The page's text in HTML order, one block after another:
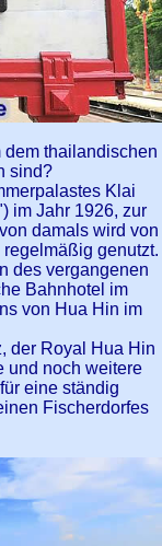
thailandischen
sind?
Klai
im Jahr 1926, zur
damals wird von
genutzt.
des vergangenen
Bahnhotel im
von Hua Hin im
der Royal Hua Hin
und noch weitere
eine ständig
Fischerdorfes